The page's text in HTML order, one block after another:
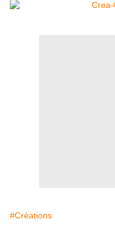
#Créations